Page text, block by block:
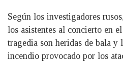
Según los investigadores
los asistentes al concierto en
tragedia son heridas de bala
incendio provocado por los